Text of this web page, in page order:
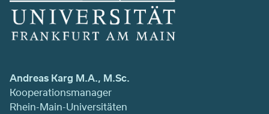
Andreas Karg M.A., M.Sc.
Kooperationsmanager
Rhein-Main-Universitäten